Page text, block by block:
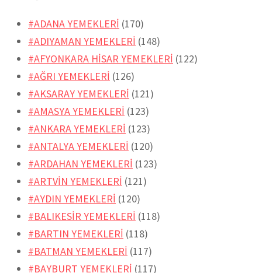
#ADANA YEMEKLERİ (170)
#ADIYAMAN YEMEKLERİ (148)
#AFYONKARA HİSAR YEMEKLERİ (122)
#AĞRI YEMEKLERİ (126)
#AKSARAY YEMEKLERİ (121)
#AMASYA YEMEKLERİ (123)
#ANKARA YEMEKLERİ (123)
#ANTALYA YEMEKLERİ (120)
#ARDAHAN YEMEKLERİ (123)
#ARTVİN YEMEKLERİ (121)
#AYDIN YEMEKLERİ (120)
#BALIKESİR YEMEKLERİ (118)
#BARTIN YEMEKLERİ (118)
#BATMAN YEMEKLERİ (117)
#BAYBURT YEMEKLERİ (117)